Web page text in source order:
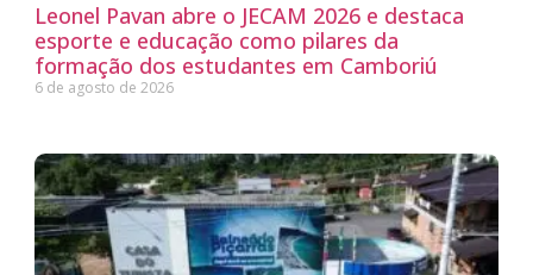
Leonel Pavan abre o JECAM 2026 e destaca
esporte e educação como pilares da
formação dos estudantes em Camboriú
6 de agosto de 2026